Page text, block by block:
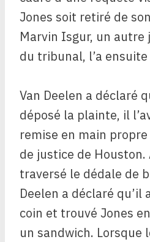
Jones soit retiré de
Marvin Isgur, un
du tribunal, l’a ensuite
Van Deelen a déclaré
déposé la plainte, il
remise en main
de justice de Houston.
traversé le dédale de
Deelen a déclaré qu’il
coin et trouvé Jones
un sandwich. Lorsque